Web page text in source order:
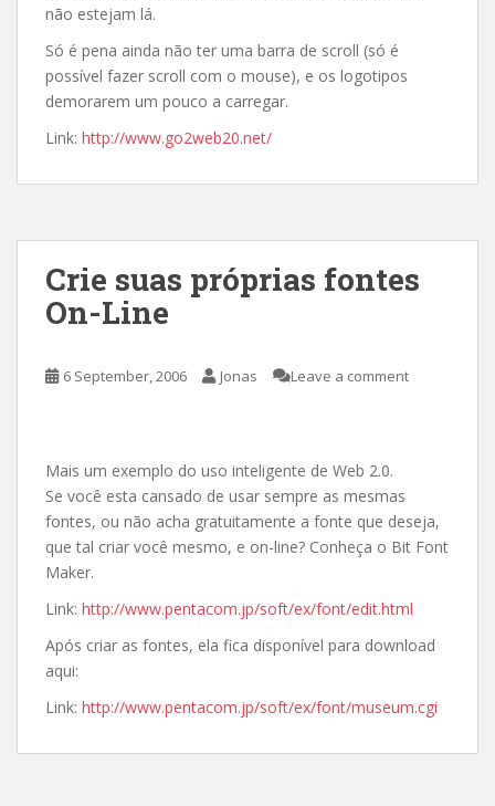
não estejam lá.
Só é pena ainda não ter uma barra de scroll (só é
possível fazer scroll com o mouse), e os logotipos
demorarem um pouco a carregar.
Link: http://www.go2web20.net/
Crie suas próprias fontes
On-Line
6 September, 2006 Jonas Leave a comment
Mais um exemplo do uso inteligente de Web 2.0.
Se você esta cansado de usar sempre as mesmas
fontes, ou não acha gratuitamente a fonte que deseja,
que tal criar você mesmo, e on-line? Conheça o Bit Font
Maker.
Link: http://www.pentacom.jp/soft/ex/font/edit.html
Após criar as fontes, ela fica disponível para download
aqui:
Link: http://www.pentacom.jp/soft/ex/font/museum.cgi